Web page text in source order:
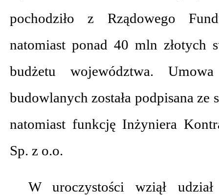
pochodziło z Rządowego
natomiast ponad 40 mln złotych
budżetu województwa.
budowlanych została podpisana ze
natomiast funkcję Inżyniera
Sp. z o.o.
W uroczystości wziął